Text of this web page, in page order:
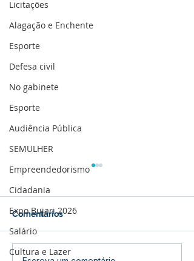
Licitações
Alagação e Enchente
Esporte
Defesa civil
No gabinete
Esporte
Audiência Pública
SEMULHER
Empreendedorismo
Cidadania
Expo Bujari 2026
Salário
Cultura e Lazer
Comentários